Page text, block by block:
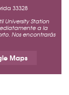
33328
University Station
a la
Nos encontrarás
Maps